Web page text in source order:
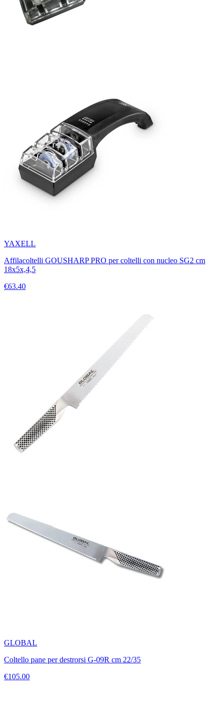
YAXELL
Affilacoltelli GOUSHARP PRO per coltelli con nucleo SG2 cm
18x5x,4,5
€63.40
GLOBAL
Coltello pane per destrorsi G-09R cm 22/35
€105.00